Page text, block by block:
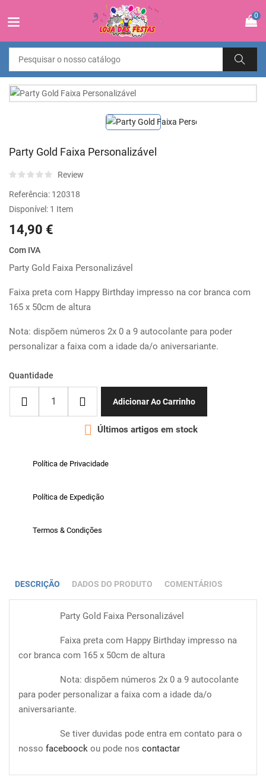
0
Party Gold Faixa Personalizável
Review
Referência: 120318
Disponível: 1 Item
14,90 €
Com IVA
Party Gold Faixa Personalizável
Faixa preta com Happy Birthday impresso na cor branca com
165 x 50cm de altura
Nota: dispõem números 2x 0 a 9 autocolante para poder
personalizar a faixa com a idade da/o aniversariante.
Quantidade
Adicionar Ao Carrinho
 Últimos artigos em stock
Política de Privacidade
Política de Expedição
Termos & Condições
DESCRIÇÃO DADOS DO PRODUTO COMENTÁRIOS
Party Gold Faixa Personalizável
Faixa preta com Happy Birthday impresso na
cor branca com 165 x 50cm de altura
Nota: dispõem números 2x 0 a 9 autocolante
para poder personalizar a faixa com a idade da/o
aniversariante.
Se tiver duvidas pode entra em contato para o
nosso faceboock ou pode nos contactar